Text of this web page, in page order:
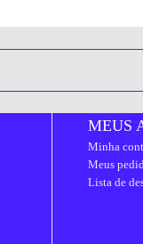
MEUS
Minha
Meus
Lista de